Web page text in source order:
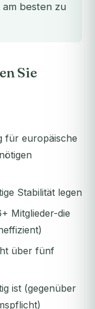
am besten zu
Sie
für europäische
Stabilität legen
Mitglieder-die
über fünf
ist (gegenüber